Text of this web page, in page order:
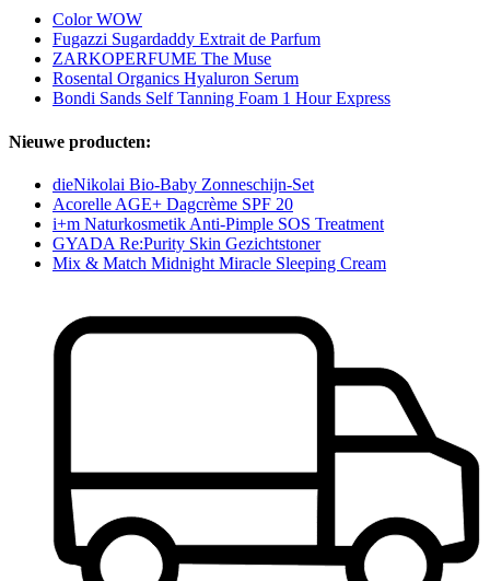
Color WOW
Fugazzi Sugardaddy Extrait de Parfum
ZARKOPERFUME The Muse
Rosental Organics Hyaluron Serum
Bondi Sands Self Tanning Foam 1 Hour Express
Nieuwe producten:
dieNikolai Bio-Baby Zonneschijn-Set
Acorelle AGE+ Dagcrème SPF 20
i+m Naturkosmetik Anti-Pimple SOS Treatment
GYADA Re:Purity Skin Gezichtstoner
Mix & Match Midnight Miracle Sleeping Cream